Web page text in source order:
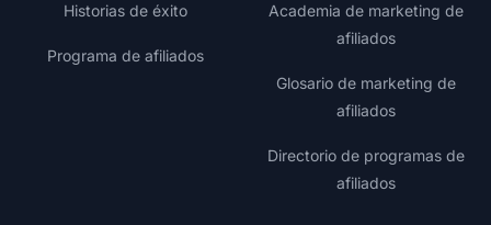
Historias de éxito
Programa de afiliados
Academia de marketing de
afiliados
Glosario de marketing de
afiliados
Directorio de programas de
afiliados